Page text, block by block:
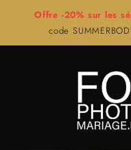
Offre -20% sur les
code